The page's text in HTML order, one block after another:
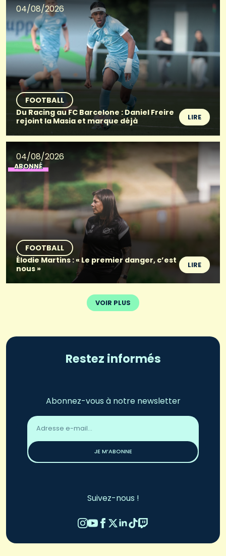
04/08/2026
FOOTBALL
Du Racing au FC Barcelone : Daniel Freire
rejoint la Masia et marque déjà
LIRE
04/08/2026
ABONNÉ
FOOTBALL
Élodie Martins : « Le premier danger, c’est
nous »
LIRE
VOIR PLUS
Restez informés
Abonnez-vous à notre newsletter
Adresse
email
JE M’ABONNE
Suivez-nous !